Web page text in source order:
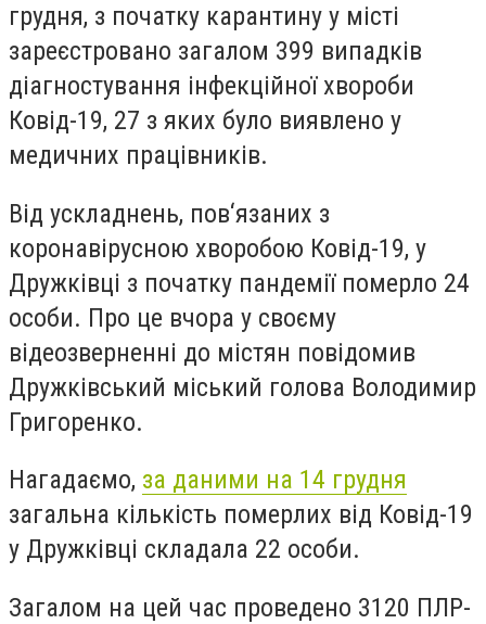
грудня, з початку карантину у місті
зареєстровано загалом 399 випадків
діагностування інфекційної хвороби
Ковід-19, 27 з яких було виявлено у
медичних працівників.
Від ускладнень, пов‘язаних з
коронавірусною хворобою Ковід-19, у
Дружківці з початку пандемії померло 24
особи. Про це вчора у своєму
відеозверненні до містян повідомив
Дружківський міський голова Володимир
Григоренко.
Нагадаємо, за даними на 14 грудня
загальна кількість померлих від Ковід-19
у Дружківці складала 22 особи.
Загалом на цей час проведено 3120 ПЛР-